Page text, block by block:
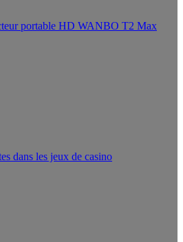
portable HD WANBO T2 Max
dans les jeux de casino